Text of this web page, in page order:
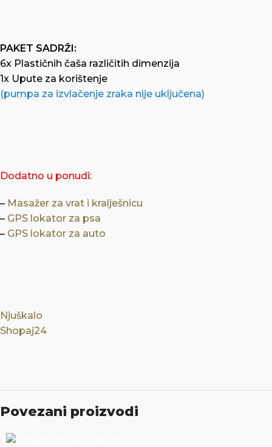
PAKET SADRŽI:
6x Plastičnih čaša različitih dimenzija
1x Upute za korištenje
(pumpa za izvlačenje zraka nije uključena)
Dodatno u ponudi:
– Masažer za vrat i kralješnicu
– GPS lokator za psa
– GPS lokator za auto
Njuškalo
Shopaj24
Povezani proizvodi